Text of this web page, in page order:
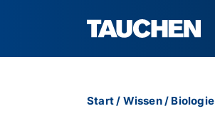
Start/ Wissen/ Biologie